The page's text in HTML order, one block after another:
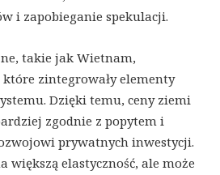
i zapobieganie spekulacji.
takie jak Wietnam,
zintegrowały elementy
Dzięki temu, ceny ziemi
zgodnie z popytem i
prywatnych inwestycji.
większą elastyczność, ale może